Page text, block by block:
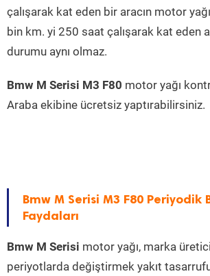
çalışarak kat eden bir aracın motor
bin km. yi 250 saat çalışarak kat eden
durumu aynı olmaz.
Bmw M Serisi M3 F80 motor yağı
Araba ekibine ücretsiz yaptırabilirsiniz.
Bmw M Serisi M3 F80 Periyodik
Faydaları
Bmw M Serisi motor yağı, marka
periyotlarda değiştirmek yakıt